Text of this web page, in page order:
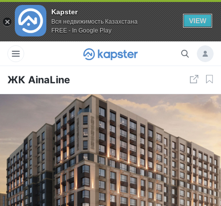
Kapster
Вся недвижимость Казахстана
FREE - In Google Play
VIEW
ЖК AinaLine